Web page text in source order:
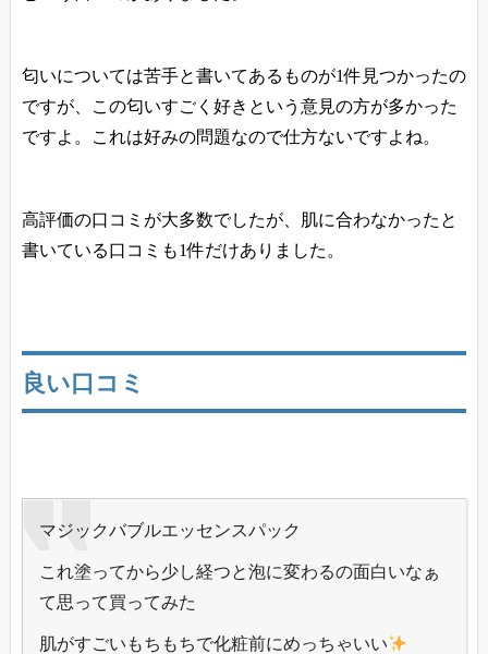
匂いについては苦手と書いてあるものが1件見つかったの
ですが、この匂いすごく好きという意見の方が多かった
ですよ。これは好みの問題なので仕方ないですよね。
高評価の口コミが大多数でしたが、肌に合わなかったと
書いている口コミも1件だけありました。
良い口コミ
マジックバブルエッセンスパック
これ塗ってから少し経つと泡に変わるの面白いなぁ
て思って買ってみた
肌がすごいもちもちで化粧前にめっちゃいい